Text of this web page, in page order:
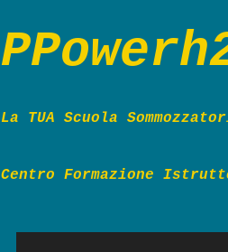
La TUA Scuola Sommoz
Centro Formazione